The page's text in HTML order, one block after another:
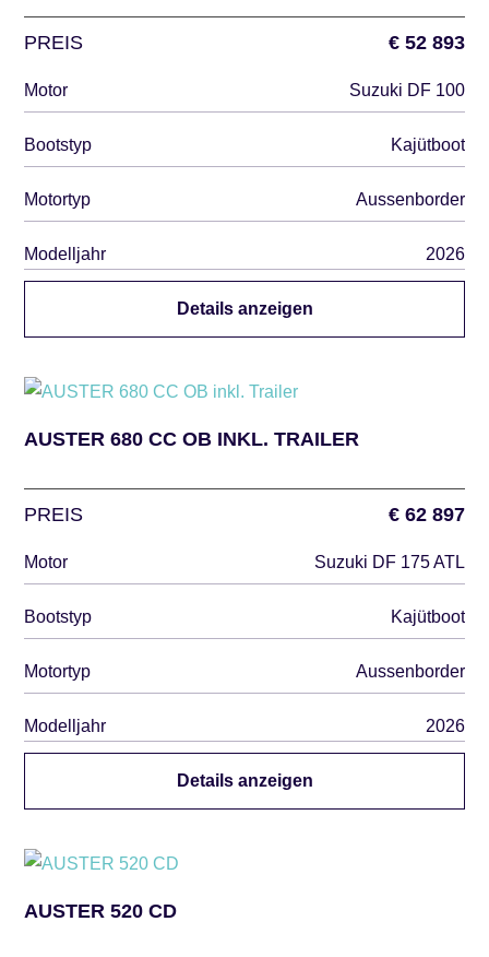
PREIS € 52 893
Motor Suzuki DF 100
Bootstyp Kajütboot
Motortyp Aussenborder
Modelljahr 2026
Details anzeigen
AUSTER 680 CC OB INKL. TRAILER
PREIS € 62 897
Motor Suzuki DF 175 ATL
Bootstyp Kajütboot
Motortyp Aussenborder
Modelljahr 2026
Details anzeigen
AUSTER 520 CD